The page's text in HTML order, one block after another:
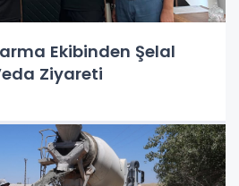
Ekibinden Şelal
Ziyareti